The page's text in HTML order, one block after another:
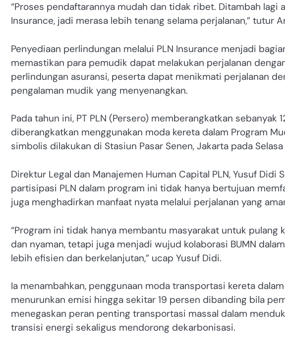
“Proses pendaftarannya mudah dan tidak ribet. Ditambah lagi
Insurance, jadi merasa lebih tenang selama perjalanan,” tutur
Penyediaan perlindungan melalui PLN Insurance menjadi
memastikan para pemudik dapat melakukan perjalanan
perlindungan asuransi, peserta dapat menikmati perjalanan
pengalaman mudik yang menyenangkan.
Pada tahun ini, PT PLN (Persero) memberangkatkan
diberangkatkan menggunakan moda kereta dalam Program
simbolis dilakukan di Stasiun Pasar Senen, Jakarta pada Selasa
Direktur Legal dan Manajemen Human Capital PLN, Yusuf Didi
partisipasi PLN dalam program ini tidak hanya bertujuan
juga menghadirkan manfaat nyata melalui perjalanan yang
“Program ini tidak hanya membantu masyarakat untuk pulang
dan nyaman, tetapi juga menjadi wujud kolaborasi BUMN
lebih efisien dan berkelanjutan,” ucap Yusuf Didi.
Ia menambahkan, penggunaan moda transportasi kereta
menurunkan emisi hingga sekitar 19 persen dibanding bila
menegaskan peran penting transportasi massal dalam
transisi energi sekaligus mendorong dekarbonisasi.